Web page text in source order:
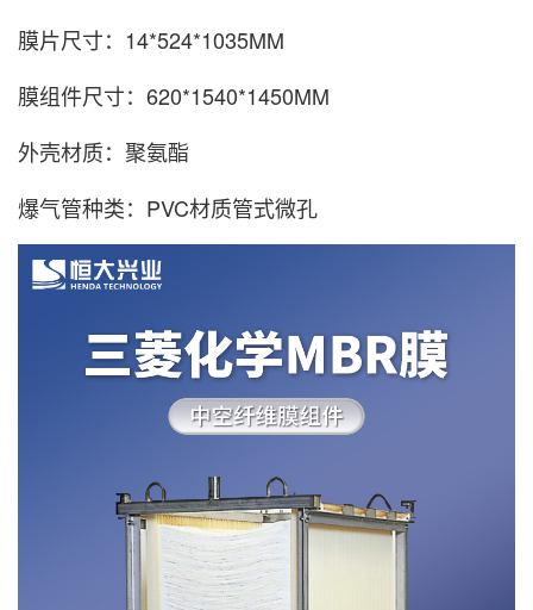
膜片尺寸：14*524*1035MM
膜组件尺寸：620*1540*1450MM
外壳材质：聚氨酯
爆气管种类：PVC材质管式微孔